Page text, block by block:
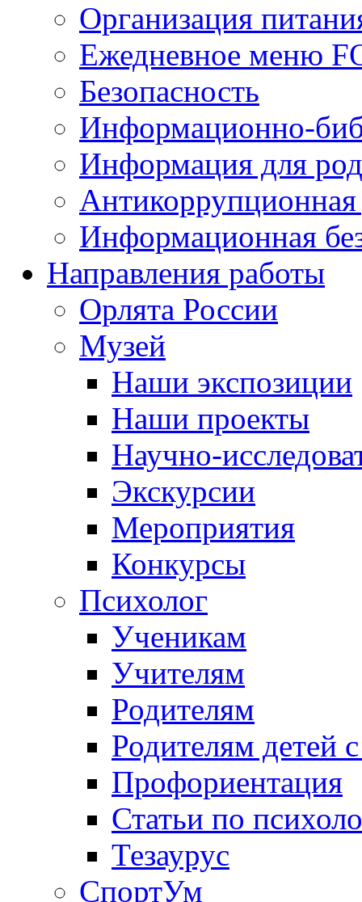
Организация
Ежедневное меню
Безопасность
Информационно-
Информация для
Антикоррупционная
Информационная
Направления работы
Орлята России
Музей
Наши экспозиции
Наши проекты
Научно-
Экскурсии
Мероприятия
Конкурсы
Психолог
Ученикам
Учителям
Родителям
Родителям детей
Профориентация
Статьи по
Тезаурус
СпортУм